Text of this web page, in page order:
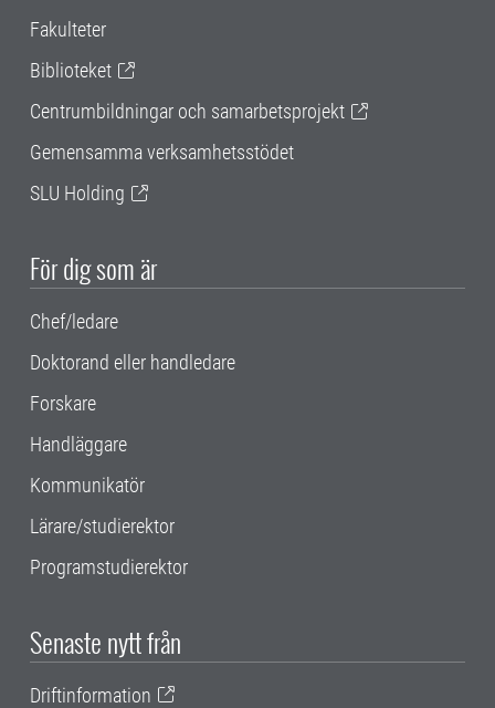
Fakulteter
Biblioteket
Centrumbildningar och samarbetsprojekt
Gemensamma verksamhetsstödet
SLU Holding
För dig som är
Chef/ledare
Doktorand eller handledare
Forskare
Handläggare
Kommunikatör
Lärare/studierektor
Programstudierektor
Senaste nytt från
Driftinformation